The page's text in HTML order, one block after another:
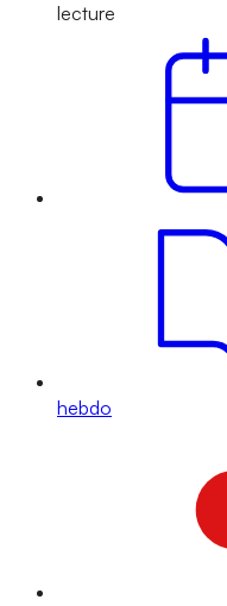
lecture
hebdo